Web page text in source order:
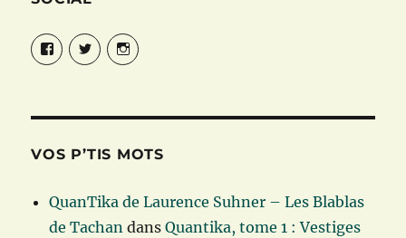
FacebookTwitterInstagram
VOS P’TIS MOTS
QuanTika de Laurence Suhner – Les Blablas
de Tachan dansQuantika, tome 1 : Vestiges